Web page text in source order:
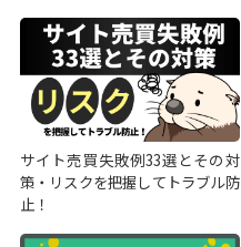
サイト売買失敗例33選とその対
策・リスクを把握してトラブル防
止！